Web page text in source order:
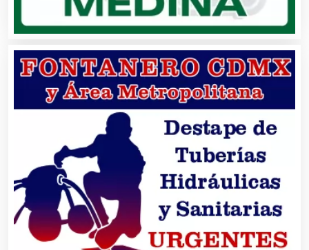
Aparatos y Equipos Eléctricos
Arquitectos
Artes Gráficas
Artesanías
Artículos de Oficina